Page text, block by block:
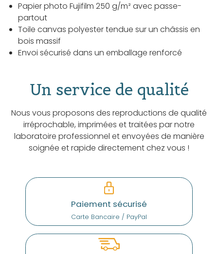
Papier photo Fujifilm 250 g/m² avec passe-
partout
Toile canvas polyester tendue sur un châssis en
bois massif
Envoi sécurisé dans un emballage renforcé
Un service de qualité
Nous vous proposons des reproductions de qualité
irréprochable, imprimées et traitées par notre
laboratoire professionnel et envoyées de manière
soignée et rapide directement chez vous !
Paiement sécurisé
Carte Bancaire / PayPal